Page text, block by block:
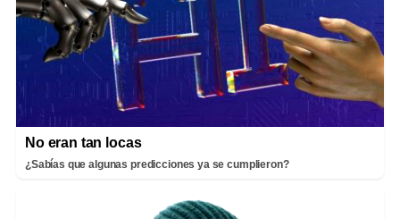
No eran tan locas
¿Sabías que algunas predicciones ya se cumplieron?